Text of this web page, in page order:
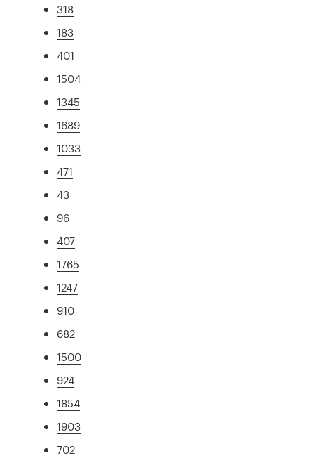
318
183
401
1504
1345
1689
1033
471
43
96
407
1765
1247
910
682
1500
924
1854
1903
702